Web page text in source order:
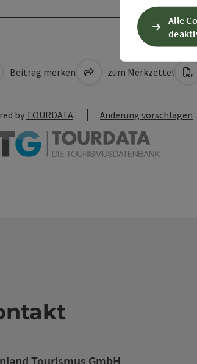
Beitrag merken zum Merkzettel
by TOURDATA Änderung vorschlagen
Tourismus GmbH
Alle